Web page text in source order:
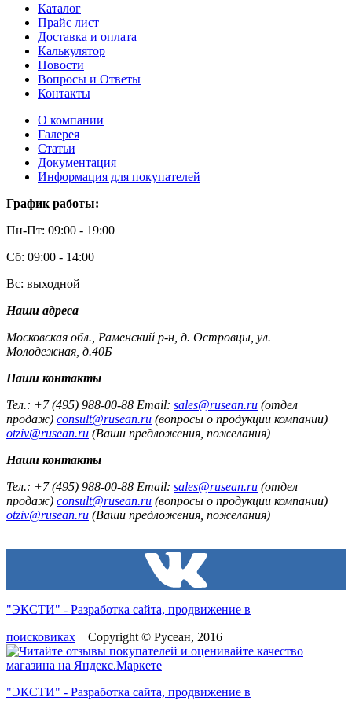
Каталог
Прайс лист
Доставка и оплата
Калькулятор
Новости
Вопросы и Ответы
Контакты
О компании
Галерея
Статьи
Документация
Информация для покупателей
График работы:
Пн-Пт: 09:00 - 19:00
Сб: 09:00 - 14:00
Вс: выходной
Наши адреса
Московская обл., Раменский р-н, д. Островцы, ул.
Молодежная, д.40Б
Наши контакты
Тел.: +7 (495) 988-00-88 Email: sales@rusean.ru (отдел
продаж) consult@rusean.ru (вопросы о продукции компании)
otziv@rusean.ru (Ваши предложения, пожелания)
Наши контакты
Тел.: +7 (495) 988-00-88 Email: sales@rusean.ru (отдел
продаж) consult@rusean.ru (вопросы о продукции компании)
otziv@rusean.ru (Ваши предложения, пожелания)
"ЭКСТИ" - Разработка сайта, продвижение в
поисковиках Copyright © Русеан, 2016
"ЭКСТИ" - Разработка сайта, продвижение в